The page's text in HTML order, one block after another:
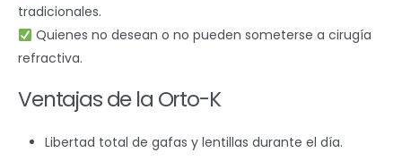
tradicionales.
Quienes no desean o no pueden someterse a cirugía
refractiva.
Ventajas de la Orto-K
Libertad total de gafas y lentillas durante el día.